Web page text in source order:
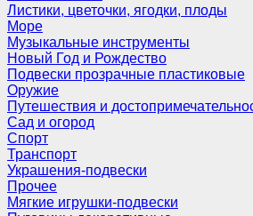
Листики, цветочки, ягодки, плоды
Море
Музыкальные инструменты
Новый Год и Рождество
Подвески прозрачные пластиковые
Оружие
Путешествия и
Сад и огород
Спорт
Транспорт
Украшения-подвески
Прочее
Мягкие игрушки-подвески